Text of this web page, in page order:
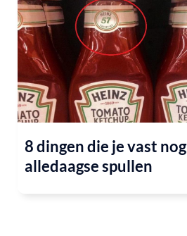
8 dingen die je vast
alledaagse spullen